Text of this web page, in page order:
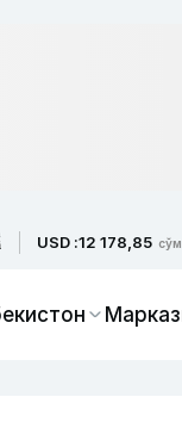
USD :12 178,85 сўм